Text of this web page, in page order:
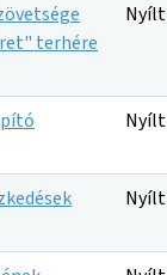
terhére
Nyílt
Nyílt
Nyílt